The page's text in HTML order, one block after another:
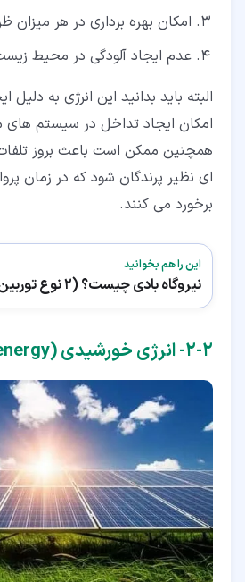
امکان بهره برداری در هر میزان
عدم ایجاد آلودگی در محیط
البته باید بدانید این انرژی به دلیل
امکان ایجاد تداخل در سیستم های
همچنین ممکن است باعث بروز
ای نظیر پرندگان شود که در زمان
برخورد می کنند.
این را هم بخوانید
نیروگاه بادی چیست؟ (2 نوع توربین مورد استفاده)
۲‏-‏۲‏- انرژی خورشیدی (Solar energy)